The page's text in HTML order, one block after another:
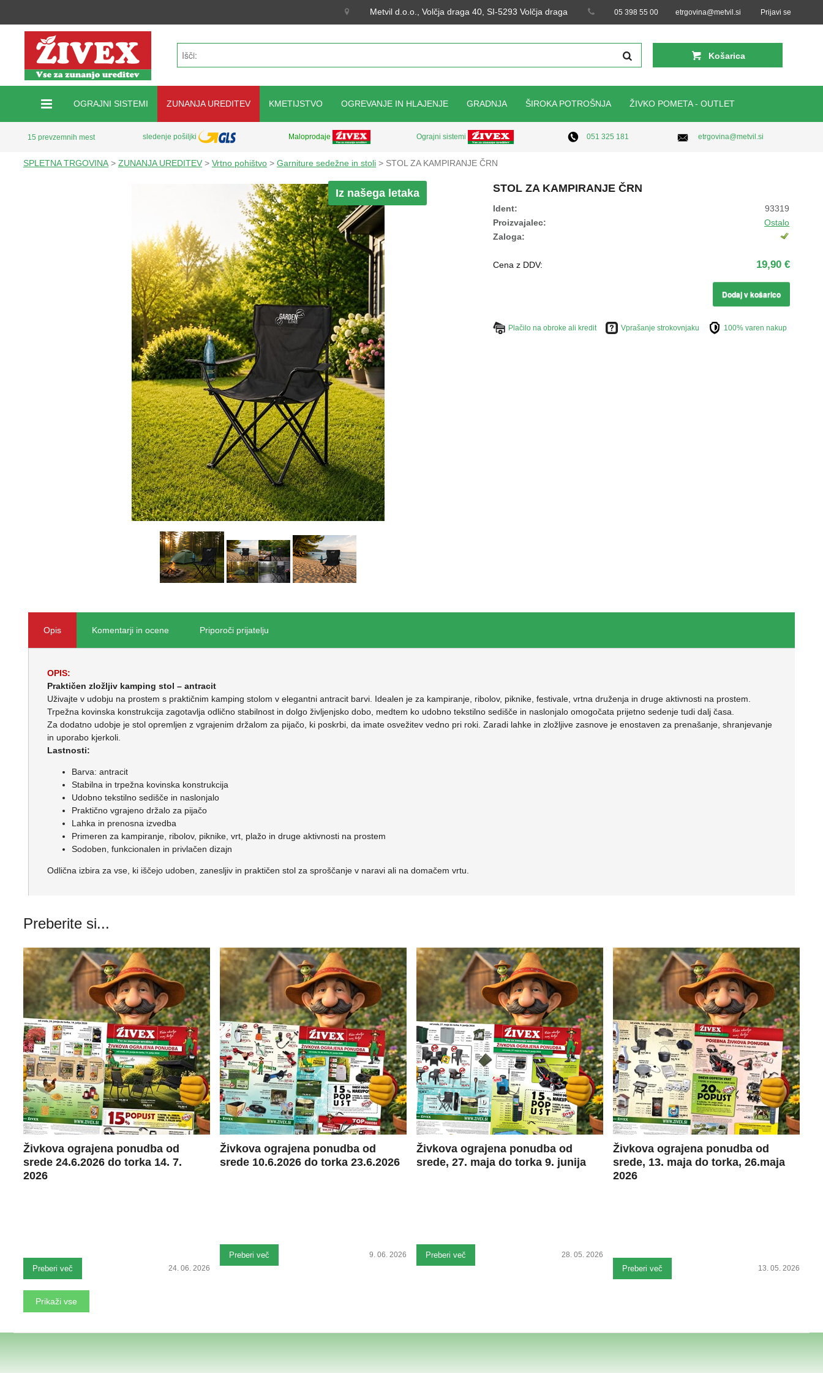
Metvil d.o.o., Volčja draga 40, SI-5293 Volčja draga 05 398 55 00 etrgovina@metvil.si Prijavi se
Košarica
OGRAJNI SISTEMI ZUNANJA UREDITEV KMETIJSTVO OGREVANJE IN HLAJENJE GRADNJA ŠIROKA POTROŠNJA ŽIVKO POMETA - OUTLET
15 prevzemnih mest sledenje pošiljki Maloprodaje Ograjni sistemi 051 325 181 etrgovina@metvil.si
SPLETNA TRGOVINA > ZUNANJA UREDITEV > Vrtno pohištvo > Garniture sedežne in stoli > STOL ZA KAMPIRANJE ČRN
Iz našega letaka STOL ZA KAMPIRANJE ČRN
Ident:
93319
Proizvajalec:
Ostalo
Zaloga:
Cena z DDV: 19,90 €
Dodaj v košarico
Plačilo na obroke ali kredit Vprašanje strokovnjaku 100% varen nakup
Opis Komentarji in ocene Priporoči prijatelju
OPIS:
Praktičen zložljiv kamping stol – antracit
Uživajte v udobju na prostem s praktičnim kamping stolom v elegantni antracit barvi. Idealen je za kampiranje, ribolov, piknike, festivale, vrtna druženja in druge aktivnosti na prostem.
Trpežna kovinska konstrukcija zagotavlja odlično stabilnost in dolgo življenjsko dobo, medtem ko udobno tekstilno sedišče in naslonjalo omogočata prijetno sedenje tudi dalj časa.
Za dodatno udobje je stol opremljen z vgrajenim držalom za pijačo, ki poskrbi, da imate osvežitev vedno pri roki. Zaradi lahke in zložljive zasnove je enostaven za prenašanje, shranjevanje
in uporabo kjerkoli.
Lastnosti:
Barva: antracit
Stabilna in trpežna kovinska konstrukcija
Udobno tekstilno sedišče in naslonjalo
Praktično vgrajeno držalo za pijačo
Lahka in prenosna izvedba
Primeren za kampiranje, ribolov, piknike, vrt, plažo in druge aktivnosti na prostem
Sodoben, funkcionalen in privlačen dizajn
Odlična izbira za vse, ki iščejo udoben, zanesljiv in praktičen stol za sproščanje v naravi ali na domačem vrtu.
Preberite si...
Živkova ograjena ponudba od
srede 24.6.2026 do torka 14. 7.
2026
Preberi več 24. 06. 2026
Živkova ograjena ponudba od
srede 10.6.2026 do torka 23.6.2026
Preberi več 9. 06. 2026
Živkova ograjena ponudba od
srede, 27. maja do torka 9. junija
Preberi več 28. 05. 2026
Živkova ograjena ponudba od
srede, 13. maja do torka, 26.maja
2026
Preberi več 13. 05. 2026
Prikaži vse